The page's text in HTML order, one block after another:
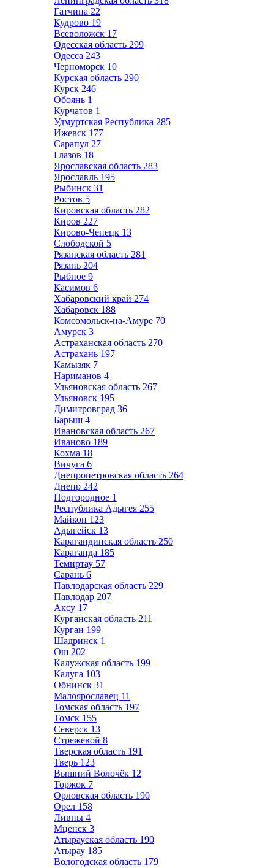
Гатчина 22
Кудрово 19
Всеволожск 17
Одесская область 299
Одесса 243
Черноморск 10
Курская область 290
Курск 246
Обоянь 1
Курчатов 1
Удмуртская Республика 285
Ижевск 177
Сарапул 27
Глазов 18
Ярославская область 283
Ярославль 195
Рыбинск 31
Ростов 5
Кировская область 282
Киров 227
Кирово-Чепецк 13
Слободской 5
Рязанская область 281
Рязань 204
Рыбное 9
Касимов 6
Хабаровский край 274
Хабаровск 188
Комсомольск-на-Амуре 70
Амурск 3
Астраханская область 270
Астрахань 197
Камызяк 7
Нариманов 4
Ульяновская область 267
Ульяновск 195
Димитровград 36
Барыш 4
Ивановская область 267
Иваново 189
Кохма 18
Вичуга 6
Днепропетровская область 264
Днепр 242
Подгородное 1
Республика Адыгея 255
Майкоп 123
Адыгейск 13
Карагандинская область 250
Караганда 185
Темиртау 57
Сарань 6
Павлодарская область 229
Павлодар 207
Аксу 17
Курганская область 211
Курган 199
Шадринск 1
Ош 202
Калужская область 199
Калуга 103
Обнинск 31
Малоярославец 11
Томская область 197
Томск 155
Северск 13
Стрежевой 8
Тверская область 191
Тверь 123
Вышний Волочёк 12
Торжок 7
Орловская область 190
Орел 158
Ливны 4
Мценск 3
Атырауская область 190
Атырау 185
Вологодская область 179